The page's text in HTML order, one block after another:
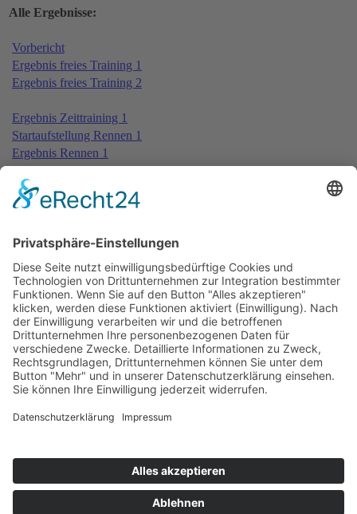
Alle Ergebnisse:
Vorbericht
Ergebnis freies Training 1
Ergebnis freies Training 2
Ergebnis Zeittraining 1
Startaufstellung Rennen 1
Ergebnis Rennen 1
Rundentabelle Rennen 1
Bericht Rennen 1
Startaufstellung Rennen 2
Rundentabelle Rennen 2
Bericht Rennen 2
Startaufstellung Rennen 3
Ergebnis Rennen 3
Rundentabelle Rennen 3
Bericht Rennen 3
Impressum
Jahrbuch